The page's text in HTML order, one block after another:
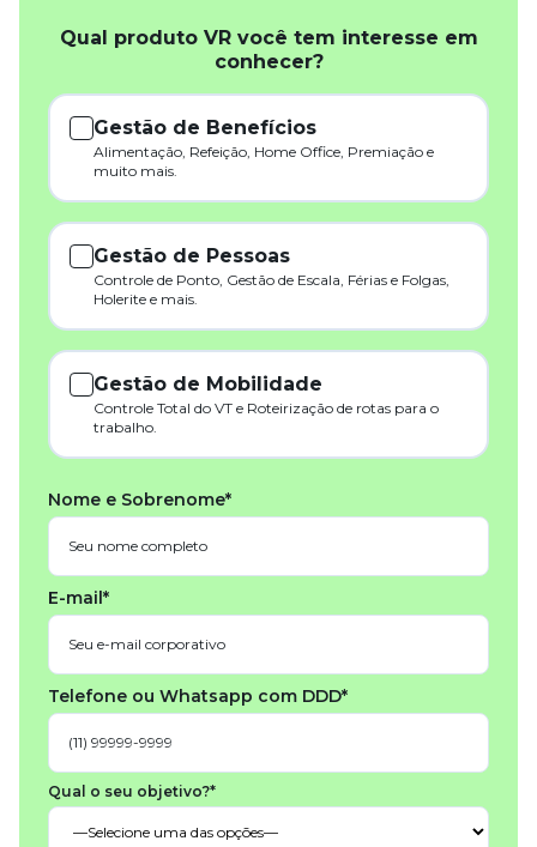
Qual produto VR você tem interesse em
conhecer?
Gestão de Benefícios
Alimentação, Refeição, Home Office, Premiação e
muito mais.
Gestão de Pessoas
Controle de Ponto, Gestão de Escala, Férias e Folgas,
Holerite e mais.
Gestão de Mobilidade
Controle Total do VT e Roteirização de rotas para o
trabalho.
Nome e Sobrenome*
E-mail*
Telefone ou Whatsapp com DDD*
Qual o seu objetivo?*